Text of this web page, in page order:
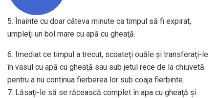
5. Înainte cu doar câteva minute ca timpul să fi expirat,
umpleţi un bol mare cu apă cu gheaţă.
6. Imediat ce timpul a trecut, scoateţi ouăle şi transferaţi-le
în vasul cu apă cu gheaţă sau sub jetul rece de la chiuvetă
pentru a nu continua fierberea lor sub coaja fierbinte.
7. Lăsaţi-le să se răcească complet în apa cu gheaţă şi